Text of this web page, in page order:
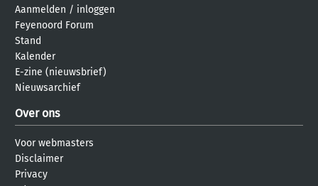
Aanmelden / inloggen
Feyenoord Forum
Stand
Kalender
E-zine (nieuwsbrief)
Nieuwsarchief
Over ons
Voor webmasters
Disclaimer
Privacy